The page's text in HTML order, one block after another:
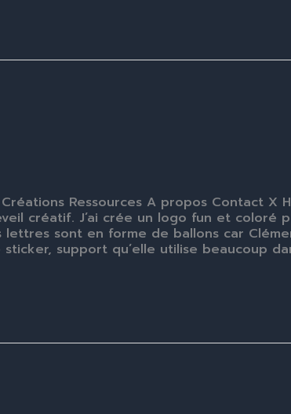
Ressources A propos Contact X
créatif. J’ai crée un logo fun et coloré
sont en forme de ballons car
support qu’elle utilise beaucoup